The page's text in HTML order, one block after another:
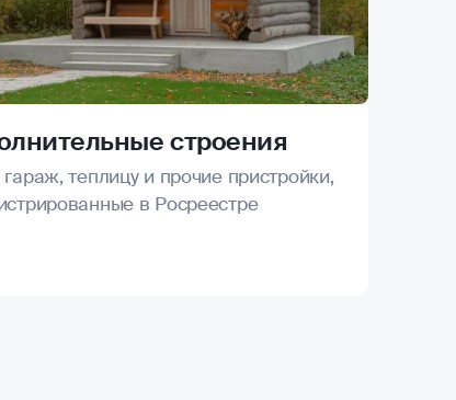
строения
теплицу и прочие пристройки,
в Росреестре